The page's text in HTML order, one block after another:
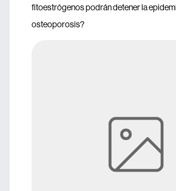
fitoestrógenos podrán detener la
osteoporosis?